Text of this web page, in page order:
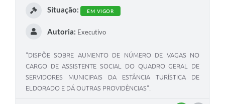
Situação: EM VIGOR
Autoria: Executivo
"DISPÕE SOBRE AUMENTO DE NÚMERO DE VAGAS NO
CARGO DE ASSISTENTE SOCIAL DO QUADRO GERAL DE
SERVIDORES MUNICIPAIS DA ESTÂNCIA TURÍSTICA DE
ELDORADO E DÁ OUTRAS PROVIDÊNCIAS".